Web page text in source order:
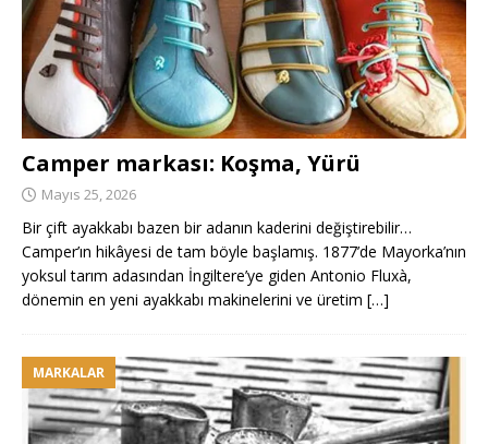
Camper markası: Koşma, Yürü
Mayıs 25, 2026
Bir çift ayakkabı bazen bir adanın kaderini değiştirebilir…
Camper’ın hikâyesi de tam böyle başlamış. 1877’de Mayorka’nın
yoksul tarım adasından İngiltere’ye giden Antonio Fluxà,
dönemin en yeni ayakkabı makinelerini ve üretim […]
MARKALAR